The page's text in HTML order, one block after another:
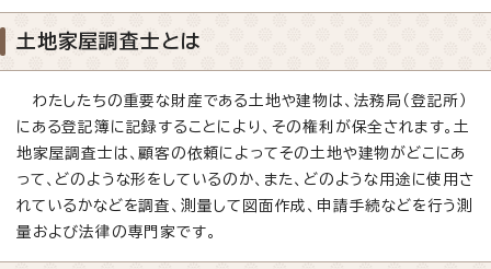
土地家屋調査士とは
わたしたちの重要な財産である土地や建物は、法務局（登記所）
にある登記簿に記録することにより、その権利が保全されます。土
地家屋調査士は、顧客の依頼によってその土地や建物がどこにあ
って、どのような形をしているのか、また、どのような用途に使用さ
れているかなどを調査、測量して図面作成、申請手続などを行う測
量および法律の専門家です。